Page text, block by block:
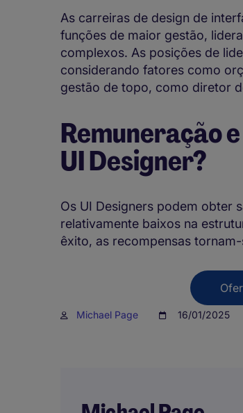
As carreiras de design de
funções de maior gestão,
complexos. As posições de
considerando fatores como
gestão de topo, como diretor
Remuneração
UI Designer?
Os UI Designers podem obter
relativamente baixos na
êxito, as recompensas
Michael Page 16/01/2025